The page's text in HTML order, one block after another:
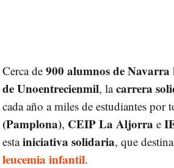
Cerca de 900 alumnos de Navarra
de Unoentrecienmil, lacarrera
cada año a miles de estudiantes por
(Pamplona), CEIP La Aljorra e
estainiciativa solidaria, que
leucemia infantil.